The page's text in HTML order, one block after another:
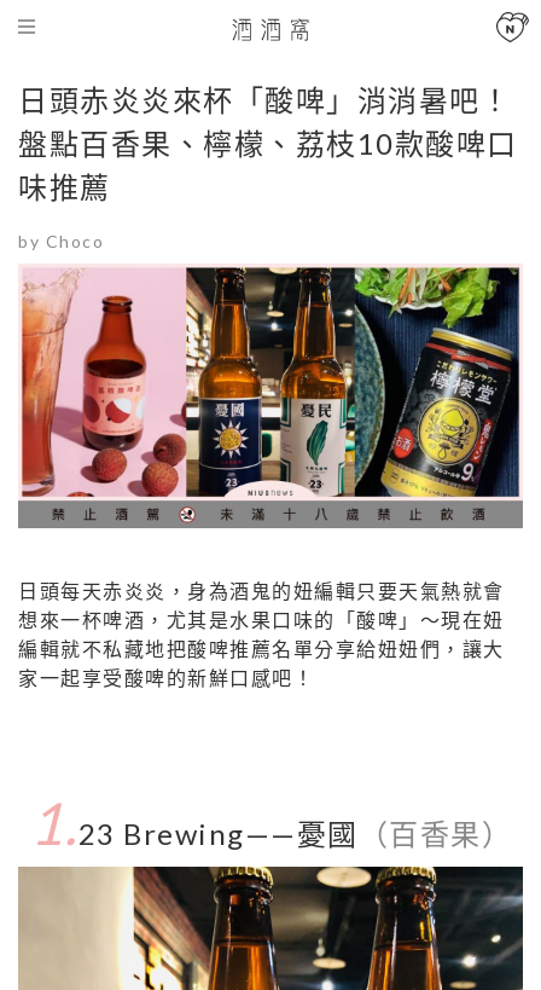
日頭赤炎炎來杯「酸啤」消消暑吧！
盤點百香果、檸檬、荔枝10款酸啤口
味推薦
by Choco
日頭每天赤炎炎，身為酒鬼的妞編輯只要天氣熱就會
想來一杯啤酒，尤其是水果口味的「酸啤」～現在妞
編輯就不私藏地把酸啤推薦名單分享給妞妞們，讓大
家一起享受酸啤的新鮮口感吧！
1.23 Brewing——憂國 （百香果）